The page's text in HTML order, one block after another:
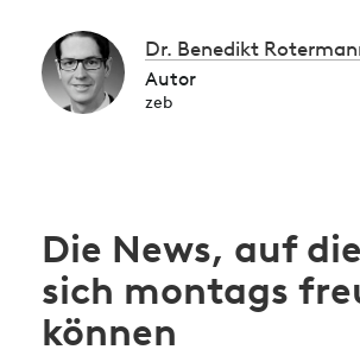
Dr. Benedikt
Autor
zeb
Die News, auf
sich montags
können